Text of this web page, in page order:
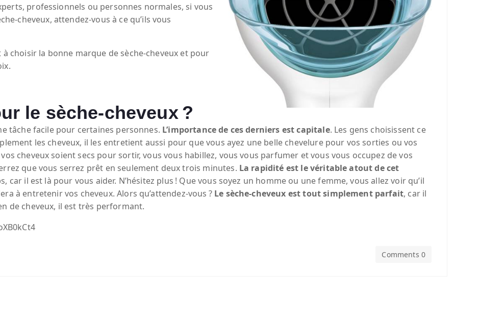
professionnels ou personnes normales, si vous
cheveux, attendez-vous à ce qu’ils vous
choisir la bonne marque de sèche-cheveux et pour
le sèche-cheveux ?
tâche facile pour certaines personnes. L’importance de ces derniers est capitale. Les gens choisissent ce
les cheveux, il les entretient aussi pour que vous ayez une belle chevelure pour vos sorties ou vos
cheveux soient secs pour sortir, vous vous habillez, vous vous parfumer et vous vous occupez de vos
que vous serrez prêt en seulement deux trois minutes. La rapidité est le véritable atout de cet
car il est là pour vous aider. N’hésitez plus ! Que vous soyez un homme ou une femme, vous allez voir qu’il
à entretenir vos cheveux. Alors qu’attendez-vous ?Le sèche-cheveux est tout simplement parfait, car il
de cheveux, il est très performant.
Comments 0